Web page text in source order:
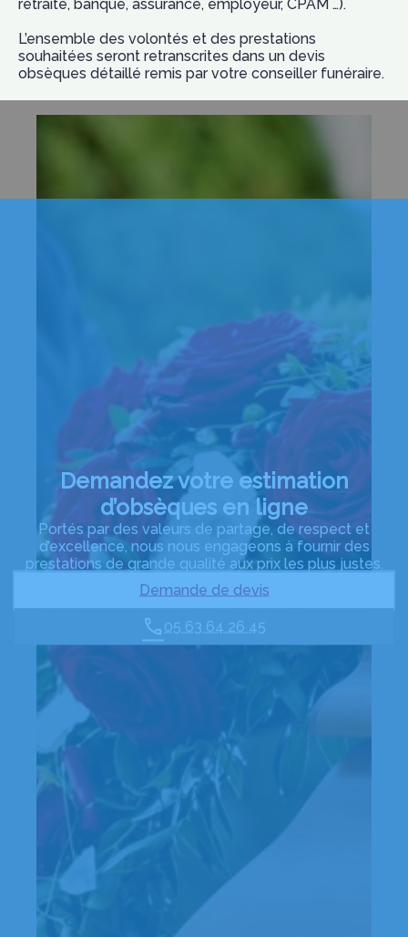
retraite, banque, assurance, employeur, CPAM …).
L’ensemble des volontés et des prestations
souhaitées seront retranscrites dans un devis
obsèques détaillé remis par votre conseiller funéraire.
Demandez votre estimation
d’obsèques en ligne
Portés par des valeurs de partage, de respect et
d’excellence, nous nous engageons à fournir des
prestations de grande qualité aux prix les plus justes.
Demande de devis
05 63 64 26 45